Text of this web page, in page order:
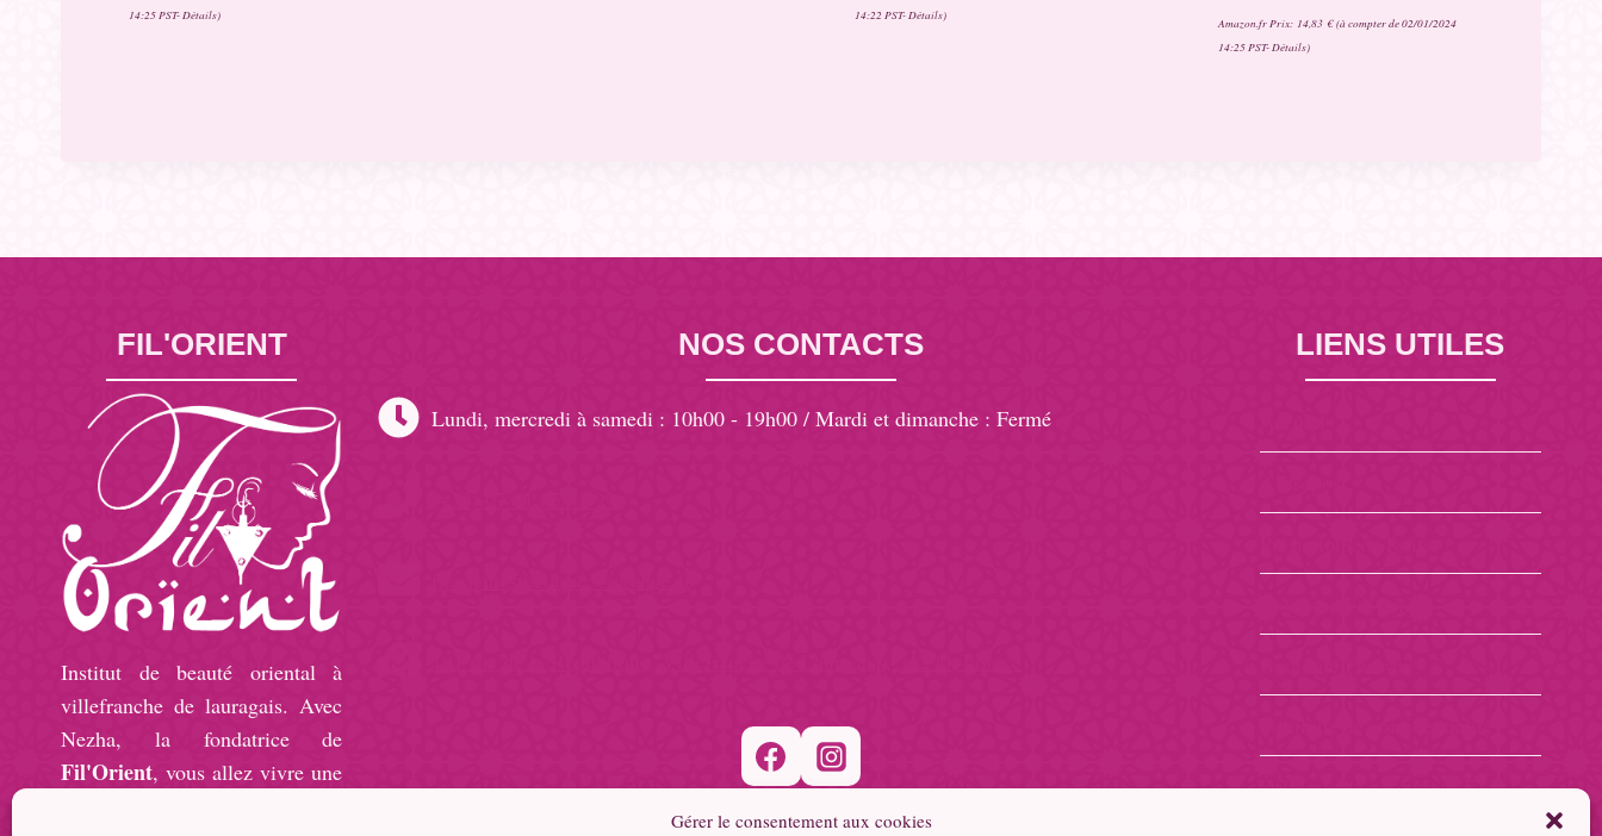
Gérer le consentement aux cookies
14:25 PST-Détails)
14:22 PST-Détails)
Amazon.fr Prix: 14,83 €(à compter de 02/01/2024
14:25 PST-Détails)
FIL'ORIENT
Institut de beauté oriental à
villefranche de lauragais. Avec
Nezha, la fondatrice de
Fil'Orient, vous allez vivre une
NOS CONTACTS
Lundi, mercredi à samedi : 10h00 - 19h00 / Mardi et dimanche : Fermé
LIENS UTILES
Politique de cookies (UE)